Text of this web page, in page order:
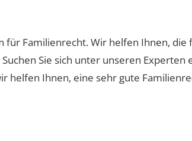
für Familienrecht. Wir helfen Ihnen, die
Sie sich unter unseren Experten
helfen Ihnen, eine sehr gute